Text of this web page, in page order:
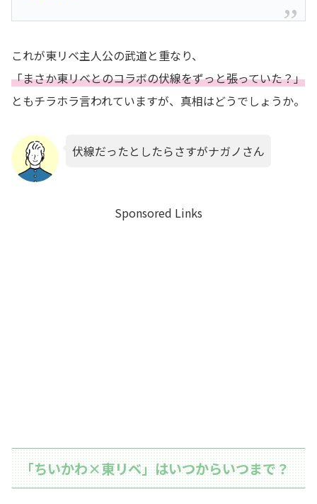
これが東リベ主人公の武道と重なり、
「まさか東リベとのコラボの伏線をずっと張っていた？」
ともチラホラ言われていますが、真相はどうでしょうか。
伏線だったとしたらさすがナガノさん
Sponsored Links
「ちいかわ×東リベ」はいつからいつまで？